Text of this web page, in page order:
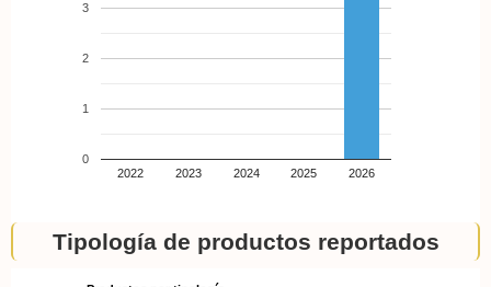
2022 2023 2024 2025 2026
0
1
2
3
Tipología de productos reportados